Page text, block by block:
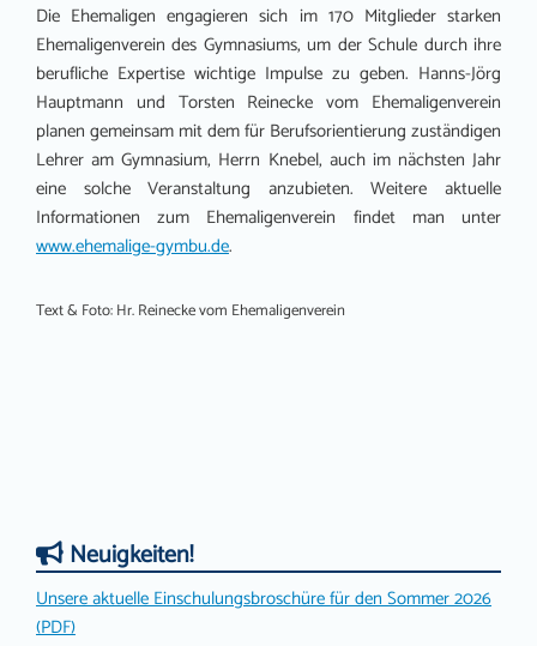
Die Ehemaligen engagieren sich im 170 Mitglieder starken
Ehemaligenverein des Gymnasiums, um der Schule durch ihre
berufliche Expertise wichtige Impulse zu geben. Hanns-Jörg
Hauptmann und Torsten Reinecke vom Ehemaligenverein
planen gemeinsam mit dem für Berufsorientierung zuständigen
Lehrer am Gymnasium, Herrn Knebel, auch im nächsten Jahr
eine solche Veranstaltung anzubieten. Weitere aktuelle
Informationen zum Ehemaligenverein findet man unter
www.ehemalige-gymbu.de.
Text & Foto: Hr. Reinecke vom Ehemaligenverein
Neuigkeiten!
Unsere aktuelle Einschulungsbroschüre für den Sommer 2026
(PDF)